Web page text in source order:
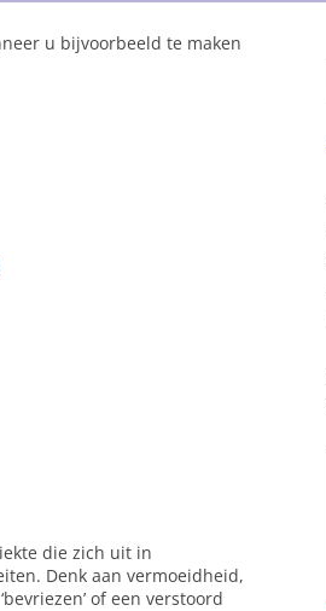
u bijvoorbeeld te maken
die zich uit in
Denk aan vermoeidheid,
of een verstoord